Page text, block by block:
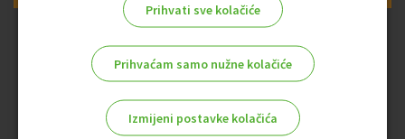
Prihvati sve kolačiće
Prihvaćam samo nužne kolačiće
Izmijeni postavke kolačića